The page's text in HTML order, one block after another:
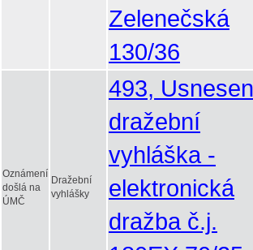
Zelenečská
130/36
Oznámení
došlá na
ÚMČ
Dražební
vyhlášky
493,
dražební
vyhláška -
elektronická
dražba č.j.